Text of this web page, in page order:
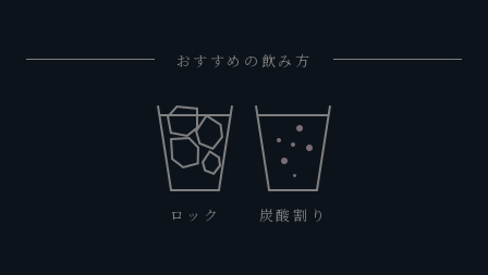
おすすめの飲み方
ロック 炭酸割り